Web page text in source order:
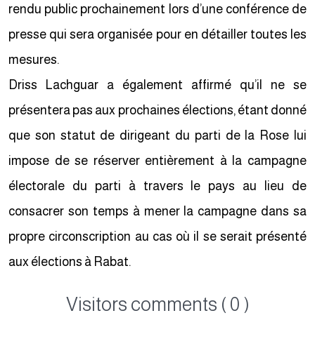
rendu public prochainement lors d’une conférence de
presse qui sera organisée pour en détailler toutes les
mesures.
Driss Lachguar a également affirmé qu’il ne se
présentera pas aux prochaines élections, étant donné
que son statut de dirigeant du parti de la Rose lui
impose de se réserver entièrement à la campagne
électorale du parti à travers le pays au lieu de
consacrer son temps à mener la campagne dans sa
propre circonscription au cas où il se serait présenté
aux élections à Rabat.
Visitors comments ( 0 )